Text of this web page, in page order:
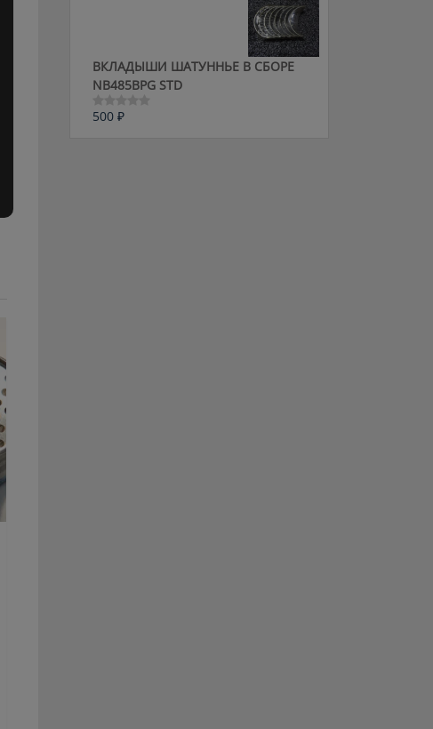
ВКЛАДЫШИ ШАТУННЬЕ В СБОРЕ
NB485BPG STD
Оценка
500 ₽